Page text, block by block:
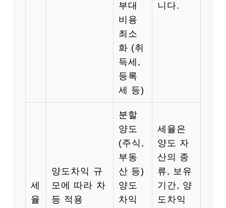
부대
비용
최소
화 (취
득세,
등록
세 등)
니다.
세
율
양도차익 규
모에 따라 차
등 적용
분할
양도
(주식,
부동
산 등)
양도
차익
세율은
양도 자
산의 종
류, 보유
기간, 양
도차익